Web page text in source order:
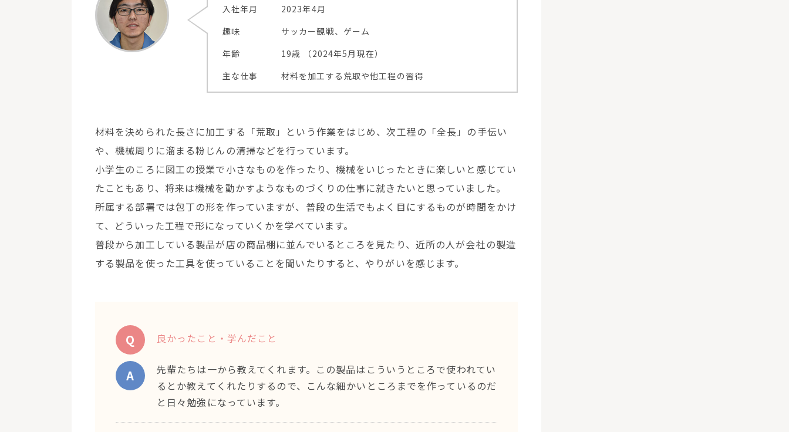
入社年月
2023年4月
趣味
サッカー観戦、ゲーム
年齢
19歳 （2024年5月現在）
主な仕事
材料を加工する荒取や他工程の習得
材料を決められた長さに加工する「荒取」という作業をはじめ、次工程の「全長」の手伝い
や、機械周りに溜まる粉じんの清掃などを行っています。
小学生のころに図工の授業で小さなものを作ったり、機械をいじったときに楽しいと感じてい
たこともあり、将来は機械を動かすようなものづくりの仕事に就きたいと思っていました。
所属する部署では包丁の形を作っていますが、普段の生活でもよく目にするものが時間をかけ
て、どういった工程で形になっていくかを学べています。
普段から加工している製品が店の商品棚に並んでいるところを見たり、近所の人が会社の製造
する製品を使った工具を使っていることを聞いたりすると、やりがいを感じます。
Q 良かったこと・学んだこと
A
先輩たちは一から教えてくれます。この製品はこういうところで使われてい
るとか教えてくれたりするので、こんな細かいところまでを作っているのだ
と日々勉強になっています。